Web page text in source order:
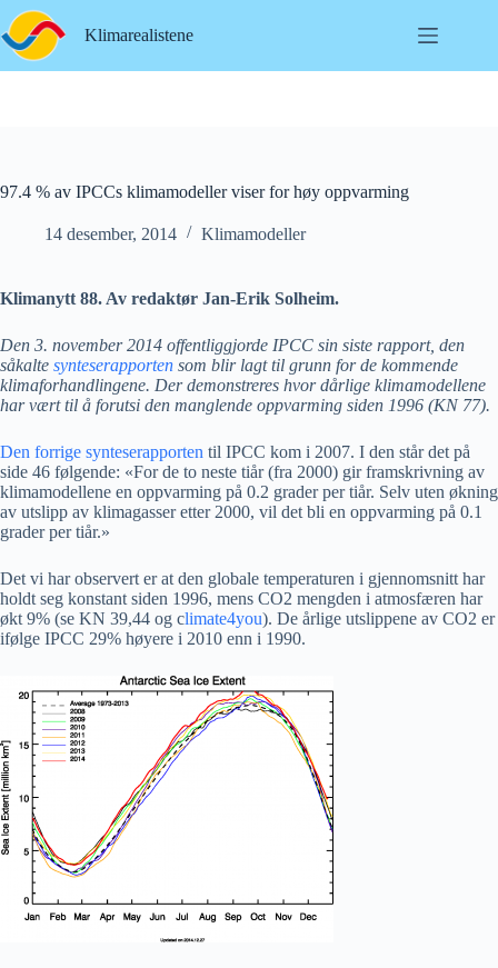
Hopp
til
innholdet
Klimarealistene
97.4 % av IPCCs klimamodeller viser for høy oppvarming
14 desember, 2014 Klimamodeller
Klimanytt 88. Av redaktør Jan-Erik Solheim.
Den 3. november 2014 offentliggjorde IPCC sin siste rapport, den
såkalte synteserapporten som blir lagt til grunn for de kommende
klimaforhandlingene. Der demonstreres hvor dårlige klimamodellene
har vært til å forutsi den manglende oppvarming siden 1996 (KN 77).
Den forrige synteserapporten til IPCC kom i 2007. I den står det på
side 46 følgende: «For de to neste tiår (fra 2000) gir framskrivning av
klimamodellene en oppvarming på 0.2 grader per tiår. Selv uten økning
av utslipp av klimagasser etter 2000, vil det bli en oppvarming på 0.1
grader per tiår.»
Det vi har observert er at den globale temperaturen i gjennomsnitt har
holdt seg konstant siden 1996, mens CO2 mengden i atmosfæren har
økt 9% (se KN 39,44 og climate4you). De årlige utslippene av CO2 er
ifølge IPCC 29% høyere i 2010 enn i 1990.